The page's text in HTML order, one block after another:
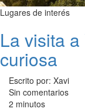
Lugares de interés
La visita
curiosa
Escrito por: Xavi
Sin comentarios
2 minutos